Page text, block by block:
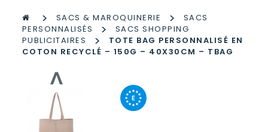
> SACS & MAROQUINERIE >
SACS
PERSONNALISÉS
>
SACS SHOPPING
PUBLICITAIRES
>
TOTE BAG PERSONNALISÉ EN
COTON RECYCLÉ – 150G – 40X30CM – TBAG